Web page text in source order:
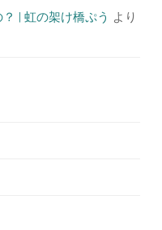
| 虹の架け橋ぷう より